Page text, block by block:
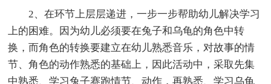
2、在环节上层层递进，一步一步帮助幼儿解决学习
上的困难。因为幼儿必须要在兔子和乌龟的角色中转
换，而角色的转换要建立在幼儿熟悉音乐，对故事的情
节、角色的动作熟悉的基础上，因此活动中，采取先集
中熟悉、学习兔子赛跑情节、动作，再熟悉、学习乌龟